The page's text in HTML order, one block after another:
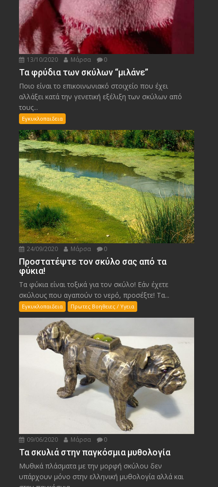
13/10/2020 Μάρσα 0
Τα φρύδια των σκύλων “μιλάνε”
Ποιο είναι το επικοινωνιακό στοιχείο που έχει
αλλάξει κατά την γενετική εξέλιξη των σκύλων από
τους...
Εγκυκλοπαιδεια
24/09/2020 Μάρσα 0
Προστατέψτε τον σκύλο σας από τα
φύκια!
Τα φύκια είναι τοξικά για τον σκύλο! Εάν έχετε
σκύλους που αγαπούν το νερό, προσέξτε! Τα...
Εγκυκλοπαιδεια Πρωτες Βοηθειες / Υγεια
09/06/2020 Μάρσα 0
Τα σκυλιά στην παγκόσμια μυθολογία
Μυθικά πλάσματα με την μορφή σκύλου δεν
υπάρχουν μόνο στην ελληνική μυθολογία αλλά και